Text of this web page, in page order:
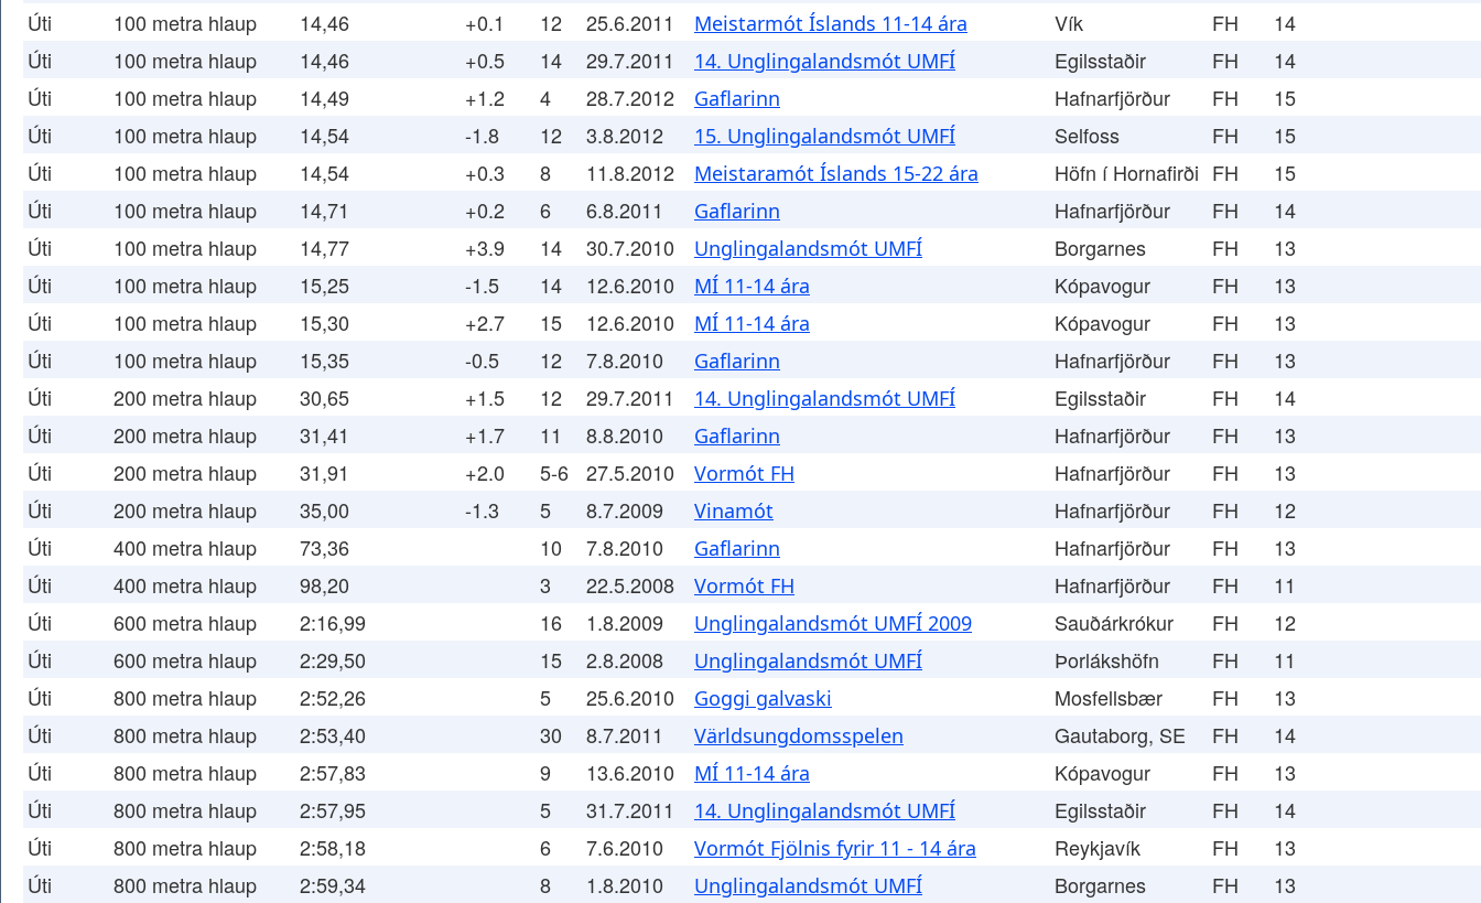
Úti
100 metra hlaup 14,46 +0.1 12 25.6.2011 Meistarmót Íslands 11-14 ára Vík FH
14
Úti
100 metra hlaup 14,46 +0.5 14 29.7.2011 14. Unglingalandsmót UMFÍ Egilsstaðir FH
14
Úti
100 metra hlaup 14,49 +1.2 4 28.7.2012 Gaflarinn Hafnarfjörður FH
15
Úti
100 metra hlaup 14,54 -1.8 12 3.8.2012 15. Unglingalandsmót UMFÍ Selfoss FH
15
Úti
100 metra hlaup 14,54 +0.3 8 11.8.2012 Meistaramót Íslands 15-22 ára Höfn í Hornafirði FH
15
Úti
100 metra hlaup 14,71 +0.2 6 6.8.2011 Gaflarinn Hafnarfjörður FH
14
Úti
100 metra hlaup 14,77 +3.9 14 30.7.2010 Unglingalandsmót UMFÍ Borgarnes FH
13
Úti
100 metra hlaup 15,25 -1.5 14 12.6.2010 MÍ 11-14 ára Kópavogur FH
13
Úti
100 metra hlaup 15,30 +2.7 15 12.6.2010 MÍ 11-14 ára Kópavogur FH
13
Úti
100 metra hlaup 15,35 -0.5 12 7.8.2010 Gaflarinn Hafnarfjörður FH
13
Úti
200 metra hlaup 30,65 +1.5 12 29.7.2011 14. Unglingalandsmót UMFÍ Egilsstaðir FH
14
Úti
200 metra hlaup 31,41 +1.7 11 8.8.2010 Gaflarinn Hafnarfjörður FH
13
Úti
200 metra hlaup 31,91 +2.0 5-6 27.5.2010 Vormót FH Hafnarfjörður FH
13
Úti
200 metra hlaup 35,00 -1.3 5 8.7.2009 Vinamót Hafnarfjörður FH
12
Úti
400 metra hlaup 73,36 10 7.8.2010 Gaflarinn Hafnarfjörður FH
13
Úti
400 metra hlaup 98,20 3 22.5.2008 Vormót FH Hafnarfjörður FH
11
Úti
600 metra hlaup 2:16,99 16 1.8.2009 Unglingalandsmót UMFÍ 2009 Sauðárkrókur FH
12
Úti
600 metra hlaup 2:29,50 15 2.8.2008 Unglingalandsmót UMFÍ Þorlákshöfn FH
11
Úti
800 metra hlaup 2:52,26 5 25.6.2010 Goggi galvaski Mosfellsbær FH
13
Úti
800 metra hlaup 2:53,40 30 8.7.2011 Världsungdomsspelen Gautaborg, SE FH
14
Úti
800 metra hlaup 2:57,83 9 13.6.2010 MÍ 11-14 ára Kópavogur FH
13
Úti
800 metra hlaup 2:57,95 5 31.7.2011 14. Unglingalandsmót UMFÍ Egilsstaðir FH
14
Úti
800 metra hlaup 2:58,18 6 7.6.2010 Vormót Fjölnis fyrir 11 - 14 ára Reykjavík FH
13
Úti
800 metra hlaup 2:59,34 8 1.8.2010 Unglingalandsmót UMFÍ Borgarnes FH
13